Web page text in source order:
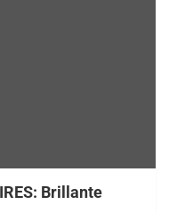
Brillante